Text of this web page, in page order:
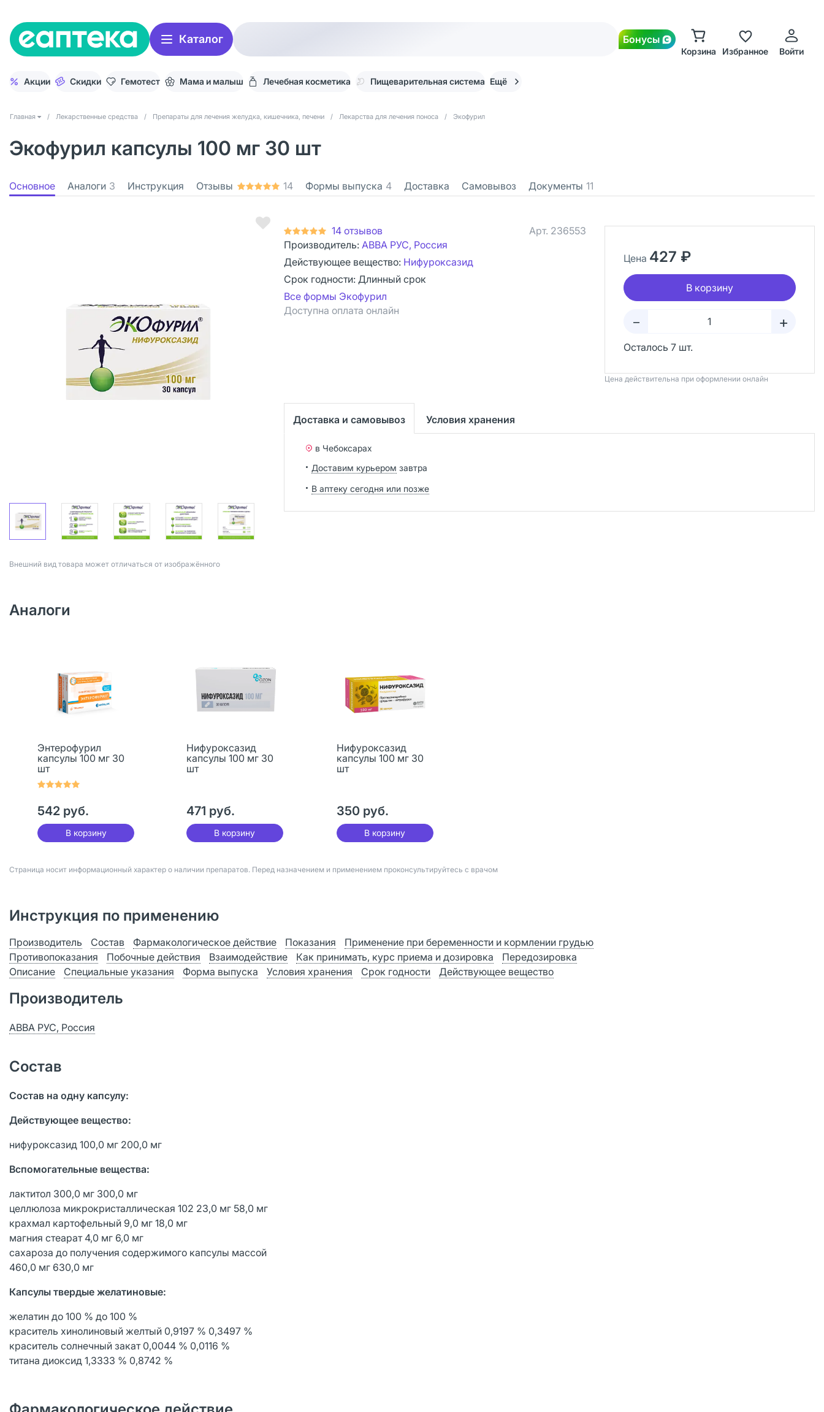
Каталог Бонусы
Корзина Избранное Войти
Акции Скидки Гемотест Мама и малыш Лечебная косметика Пищеварительная система Ещё
Главная / Лекарственные средства / Препараты для лечения желудка, кишечника, печени / Лекарства для лечения поноса / Экофурил
Экофурил капсулы 100 мг 30 шт
Основное Аналоги 3 Инструкция Отзывы 14 Формы выпуска 4 Доставка Самовывоз Документы 11
Bнешний вид товара может отличаться от изображённого
14 отзывов Арт. 236553
Производитель: АВВА РУС, Россия
Действующее вещество: Нифуроксазид
Срок годности: Длинный срок
Все формы Экофурил
Доступна оплата онлайн
Цена 427 ₽
В корзину
– +
Осталось 7 шт.
Цена действительна при оформлении онлайн
Доставка и самовывоз Условия хранения
в Чебоксарах
Доставим курьером завтра
В аптеку сегодня или позже
Аналоги
Энтерофурил
капсулы 100 мг 30
шт
542 руб.
В корзину
Нифуроксазид
капсулы 100 мг 30
шт
471 руб.
В корзину
Нифуроксазид
капсулы 100 мг 30
шт
350 руб.
В корзину
Страница носит информационный характер о наличии препаратов. Перед назначением и применением проконсультируйтесь с врачом
Инструкция по применению
Производитель Состав Фармакологическое действие Показания
Применение при беременности и кормлении грудью
Противопоказания
Побочные действия Взаимодействие Как принимать, курс приема и дозировка
Передозировка
Описание
Специальные указания Форма выпуска Условия хранения Срок годности Действующее вещество
Производитель
АВВА РУС, Россия
Состав
Состав на одну капсулу:
Действующее вещество:
нифуроксазид 100,0 мг 200,0 мг
Вспомогательные вещества:
лактитол 300,0 мг 300,0 мг
целлюлоза микрокристаллическая 102 23,0 мг 58,0 мг
крахмал картофельный 9,0 мг 18,0 мг
магния стеарат 4,0 мг 6,0 мг
сахароза до получения содержимого капсулы массой
460,0 мг 630,0 мг
Капсулы твердые желатиновые:
желатин до 100 % до 100 %
краситель хинолиновый желтый 0,9197 % 0,3497 %
краситель солнечный закат 0,0044 % 0,0116 %
титана диоксид 1,3333 % 0,8742 %